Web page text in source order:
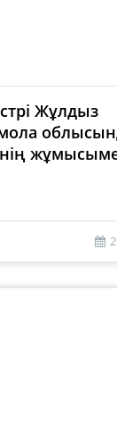
Жұлдыз